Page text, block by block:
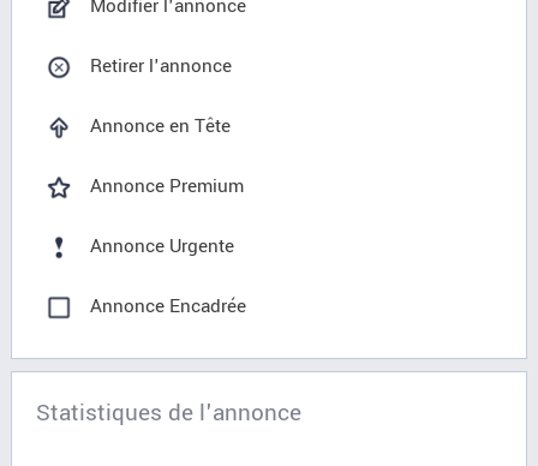
Modifier l'annonce
Retirer l'annonce
Annonce en Tête
Annonce Premium
Annonce Urgente
Annonce Encadrée
Statistiques de l'annonce